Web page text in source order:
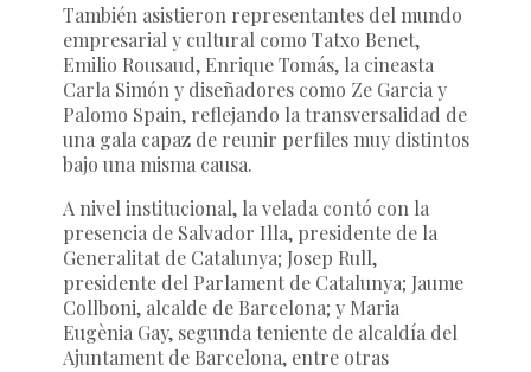
También asistieron representantes del mundo
empresarial y cultural como Tatxo Benet,
Emilio Rousaud, Enrique Tomás, la cineasta
Carla Simón y diseñadores como Ze Garcia y
Palomo Spain, reflejando la transversalidad de
una gala capaz de reunir perfiles muy distintos
bajo una misma causa.
A nivel institucional, la velada contó con la
presencia de Salvador Illa, presidente de la
Generalitat de Catalunya; Josep Rull,
presidente del Parlament de Catalunya; Jaume
Collboni, alcalde de Barcelona; y Maria
Eugènia Gay, segunda teniente de alcaldía del
Ajuntament de Barcelona, entre otras